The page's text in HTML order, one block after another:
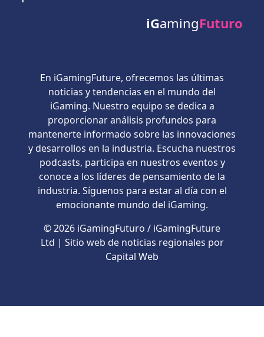
iGamingFuturo
En iGamingFuture, ofrecemos las últimas
noticias y tendencias en el mundo del
iGaming. Nuestro equipo se dedica a
proporcionar análisis profundos para
mantenerte informado sobre las innovaciones
y desarrollos en la industria. Escucha nuestros
podcasts, participa en nuestros eventos y
conoce a los líderes de pensamiento de la
industria. Síguenos para estar al día con el
emocionante mundo del iGaming.
© 2026 iGamingFuturo / iGamingFuture
Ltd | Sitio web de noticias regionales por
Capital Web